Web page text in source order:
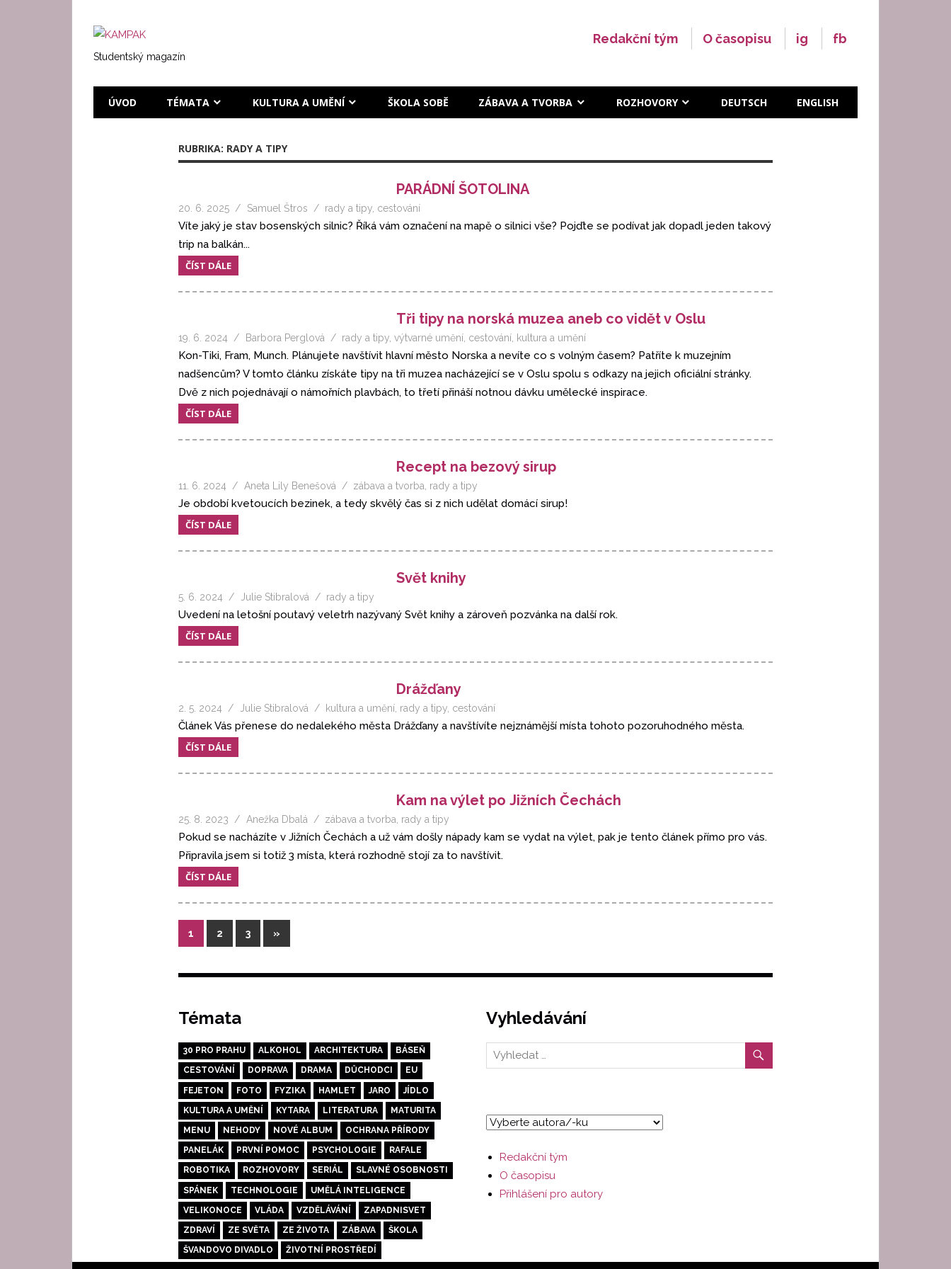
Studentský magazín
Redakční tým O časopisu ig fb
ÚVOD TÉMATA KULTURA A UMĚNÍ ŠKOLA SOBĚ ZÁBAVA A TVORBA ROZHOVORY DEUTSCH ENGLISH
RUBRIKA: RADY A TIPY
PARÁDNÍ ŠOTOLINA
20. 6. 2025 Samuel Štros rady a tipy cestování
Víte jaký je stav bosenských silnic? Říká vám označení na mapě o silnici vše? Pojďte se podívat jak dopadl jeden takový
trip na balkán...
ČÍST DÁLE
Tři tipy na norská muzea aneb co vidět v Oslu
19. 6. 2024 Barbora Perglová rady a tipy ,výtvarné umění cestování kultura a umění
Kon-Tiki, Fram, Munch. Plánujete navštívit hlavní město Norska a nevíte co s volným časem? Patříte k muzejním
nadšencům? V tomto článku získáte tipy na tři muzea nacházející se v Oslu spolu s odkazy na jejich oficiální stránky.
Dvě z nich pojednávají o námořních plavbách, to třetí přináší notnou dávku umělecké inspirace.
ČÍST DÁLE
Recept na bezový sirup
11. 6. 2024 Aneta Lily Benešová zábava a tvorba rady a tipy
Je období kvetoucích bezinek, a tedy skvělý čas si z nich udělat domácí sirup!
ČÍST DÁLE
Svět knihy
5. 6. 2024 Julie Stibralová rady a tipy
Uvedení na letošní poutavý veletrh nazývaný Svět knihy a zároveň pozvánka na další rok.
ČÍST DÁLE
Drážďany
2. 5. 2024 Julie Stibralová kultura a umění rady a tipy cestování
Článek Vás přenese do nedalekého města Drážďany a navštívíte nejznámější místa tohoto pozoruhodného města.
ČÍST DÁLE
Kam na výlet po Jižních Čechách
25. 8. 2023 Anežka Dbalá zábava a tvorba rady a tipy
Pokud se nacházíte v Jižních Čechách a už vám došly nápady kam se vydat na výlet, pak je tento článek přímo pro vás.
Připravila jsem si totiž 3 místa, která rozhodně stojí za to navštívit.
ČÍST DÁLE
Stránkování
1 2 3
Další
příspěvky
»
Témata
30 PRO PRAHU ALKOHOL ARCHITEKTURA BÁSEŇ
CESTOVÁNÍ DOPRAVA DRAMA DŮCHODCI EU
FEJETON FOTO FYZIKA HAMLET JARO JÍDLO
KULTURA A UMĚNÍ KYTARA LITERATURA MATURITA
MENU NEHODY NOVÉ ALBUM OCHRANA PŘÍRODY
PANELÁK PRVNÍ POMOC PSYCHOLOGIE RAFALE
ROBOTIKA ROZHOVORY SERIÁL SLAVNÉ OSOBNOSTI
SPÁNEK TECHNOLOGIE UMĚLÁ INTELIGENCE
VELIKONOCE VLÁDA VZDĚLÁVÁNÍ ZAPADNISVET
ZDRAVÍ ZE SVĚTA ZE ŽIVOTA ZÁBAVA ŠKOLA
ŠVANDOVO DIVADLO ŽIVOTNÍ PROSTŘEDÍ
Vyhledávání
Redakční tým
O časopisu
Přihlášení pro autory